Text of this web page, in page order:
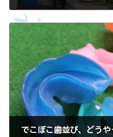
でこぼこ歯並び、どうや